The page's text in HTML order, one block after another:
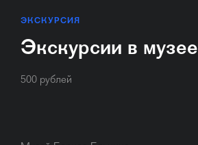
ЭКСКУРСИЯ
Экскурсии в музее
500 рублей